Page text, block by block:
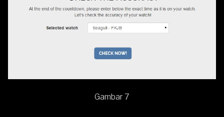
Gambar 7